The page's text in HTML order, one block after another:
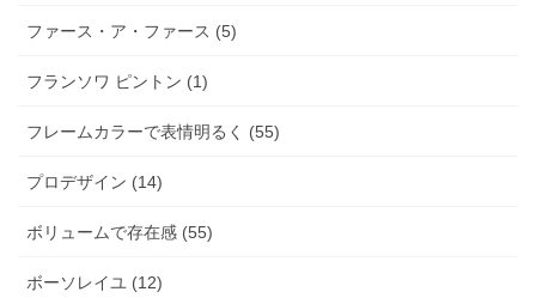
ファース・ア・ファース (5)
フランソワ ピントン (1)
フレームカラーで表情明るく (55)
プロデザイン (14)
ボリュームで存在感 (55)
ボーソレイユ (12)